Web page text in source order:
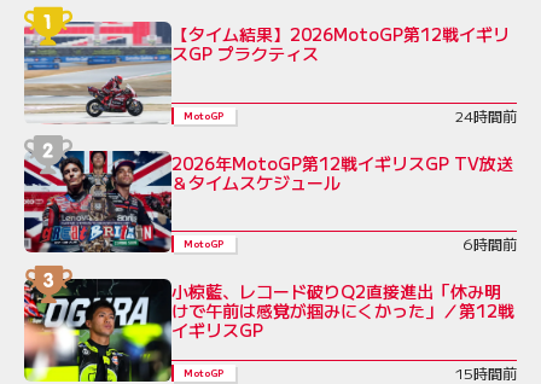
【タイム結果】2026MotoGP第12戦イギリ
スGP プラクティス
MotoGP 24時間前
2026年MotoGP第12戦イギリスGP TV放送
＆タイムスケジュール
MotoGP 6時間前
小椋藍、レコード破りQ2直接進出「休み明
けで午前は感覚が掴みにくかった」／第12戦
イギリスGP
MotoGP 15時間前